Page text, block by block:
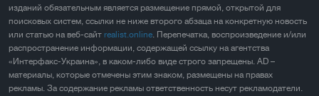
изданий обязательным является размещение прямой, открытой для
поисковых систем, ссылки не ниже второго абзаца на конкретную новость
или статью на веб-сайт realist.online. Перепечатка, воспроизведение и/или
распространение информации, содержащей ссылку на агентства
«Интерфакс-Украина», в каком-либо виде строго запрещены. AD –
материалы, которые отмечены этим знаком, размещены на правах
рекламы. За содержание рекламы ответственность несут рекламодатели.